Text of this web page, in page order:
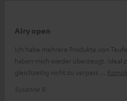
Airy open
Ich habe mehrere Produkte von
haben mich wieder überzeugt. Ideal
gleichzeitig nicht zu verpass
Susanne R.